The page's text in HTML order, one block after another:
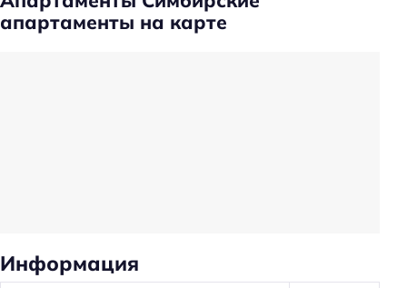
апартаменты на карте
Информация